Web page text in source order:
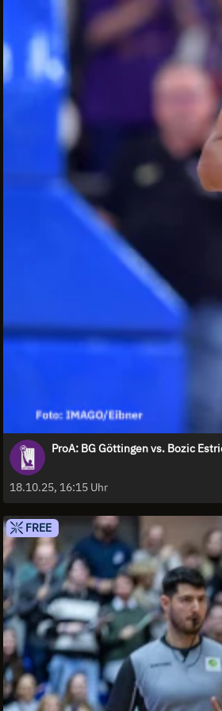
ProA: BG Göttingen vs. Bozic
18.10.25, 16:15 Uhr
FREE